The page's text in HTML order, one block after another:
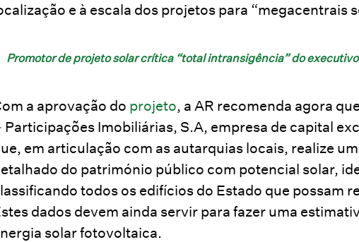
e à escala dos projetos para “megacentrais
Promotor de projeto solar crítica “total intransigência” do
a aprovação do projeto, a AR recomenda agora
Participações Imobiliárias, S.A, empresa de capital
em articulação com as autarquias locais, realize
do património público com potencial solar,
todos os edifícios do Estado que possam
dados devem ainda servir para fazer uma
solar fotovoltaica.